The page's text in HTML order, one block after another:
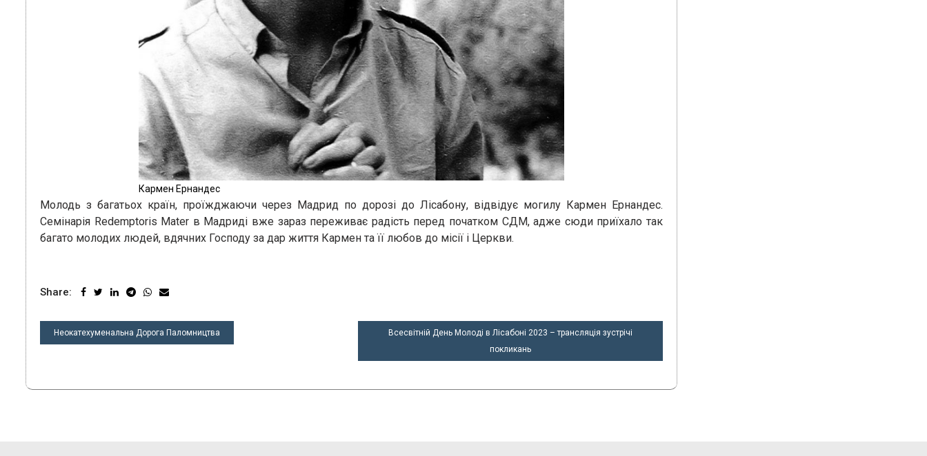
Кармен Ернандес
Молодь з багатьох країн, проїжджаючи через Мадрид по дорозі до Лісабону, відвідує могилу Кармен Ернандес.
Семінарія Redemptoris Mater в Мадриді вже зараз переживає радість перед початком СДМ, адже сюди приїхало так
багато молодих людей, вдячних Господу за дар життя Кармен та її любов до місії і Церкви.
Share:
НАВІГАЦІЯ
ЗАПИСІВ
Неокатехуменальна Дорога Паломництва
Всесвітній День Молоді в Лісабоні 2023 – трансляція зустрічі
покликань